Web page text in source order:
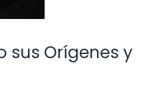
sus Orígenes y